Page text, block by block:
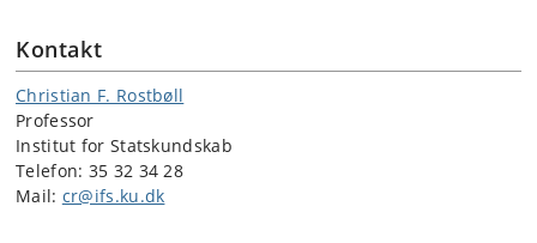
Kontakt
Christian F. Rostbøll
Professor
Institut for Statskundskab
Telefon: 35 32 34 28
Mail: cr@ifs.ku.dk